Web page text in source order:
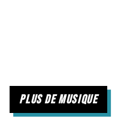
plus de musique